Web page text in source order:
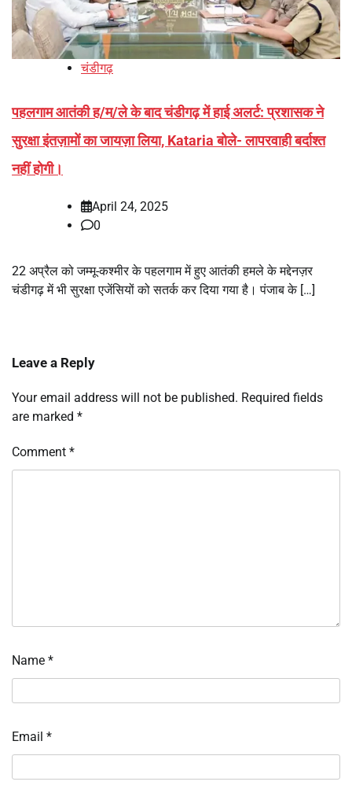
चंडीगढ़
पहलगाम आतंकी ह/म/ले के बाद चंडीगढ़ में हाई अलर्ट: प्रशासक ने
सुरक्षा इंतज़ामों का जायज़ा लिया, Kataria बोले- लापरवाही बर्दाश्त
नहीं होगी।
April 24, 2025
0
22 अप्रैल को जम्मू-कश्मीर के पहलगाम में हुए आतंकी हमले के मद्देनज़र
चंडीगढ़ में भी सुरक्षा एजेंसियों को सतर्क कर दिया गया है। पंजाब के […]
Leave a Reply
Your email address will not be published. Required fields
are marked *
Comment *
Name *
Email *